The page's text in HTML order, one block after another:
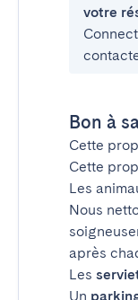
votre
Bon à
Cette
Cette
Les
Nous
après
Les
Un